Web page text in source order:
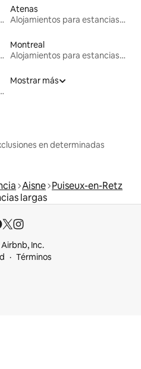
largas
Atenas
Alojamientos para estancias largas
largas
Montreal
Alojamientos para estancias largas
largas
Mostrar más
en determinadas
Aisne Puiseux-en-Retz
largas
Inc.
Términos